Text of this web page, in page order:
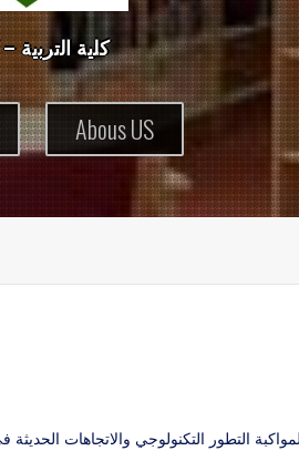
كلية التربية–
Abous US
التطور التكنولوجي والاتجاهات الحديثة